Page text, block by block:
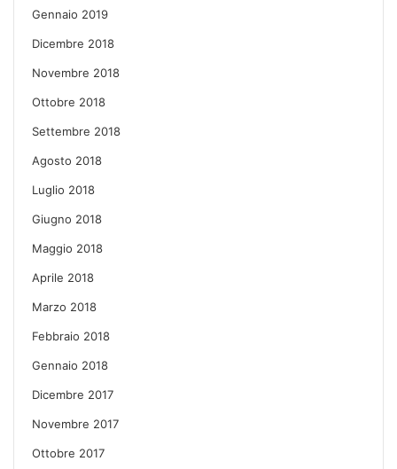
Gennaio 2019
Dicembre 2018
Novembre 2018
Ottobre 2018
Settembre 2018
Agosto 2018
Luglio 2018
Giugno 2018
Maggio 2018
Aprile 2018
Marzo 2018
Febbraio 2018
Gennaio 2018
Dicembre 2017
Novembre 2017
Ottobre 2017